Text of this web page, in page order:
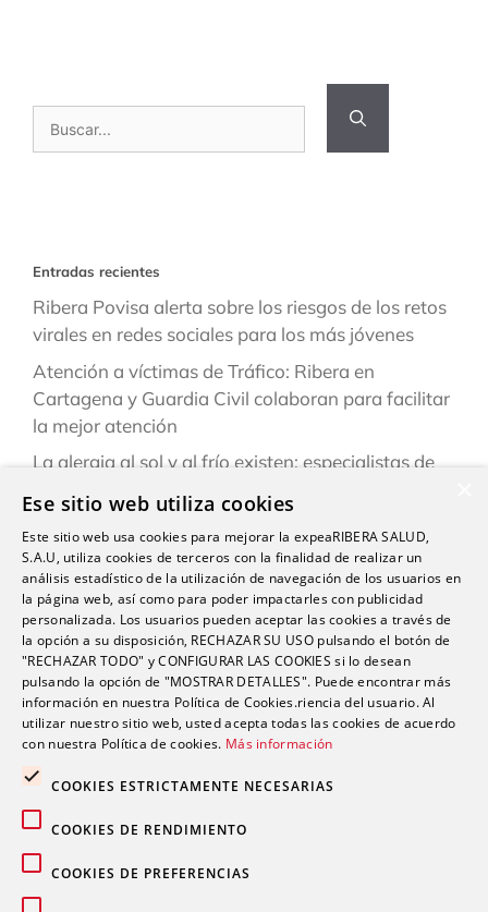
Entradas recientes
Ribera Povisa alerta sobre los riesgos de los retos
virales en redes sociales para los más jóvenes
Atención a víctimas de Tráfico: Ribera en
Cartagena y Guardia Civil colaboran para facilitar
la mejor atención
La alergia al sol y al frío existen: especialistas de
este verano
“Una persona puede estar infestada y contagiar a
otras durante semanas antes de darse cuenta de
que tiene sarna”
Ardor, hinchazón o dolor abdominal: los síntomas
del sistema Digestivo que no siempre son
inofensivos
Comentarios recientes
Ese sitio web utiliza cookies
Este sitio web usa cookies para mejorar la expeaRIBERA SALUD,
S.A.U, utiliza cookies de terceros con la finalidad de realizar un
análisis estadístico de la utilización de navegación de los usuarios en
la página web, así como para poder impactarles con publicidad
personalizada. Los usuarios pueden aceptar las cookies a través de
la opción a su disposición, RECHAZAR SU USO pulsando el botón de
"RECHAZAR TODO" y CONFIGURAR LAS COOKIES si lo desean
pulsando la opción de "MOSTRAR DETALLES". Puede encontrar más
información en nuestra Política de Cookies.riencia del usuario. Al
utilizar nuestro sitio web, usted acepta todas las cookies de acuerdo
con nuestra Política de cookies. Más información
COOKIES ESTRICTAMENTE NECESARIAS
COOKIES DE RENDIMIENTO
COOKIES DE PREFERENCIAS